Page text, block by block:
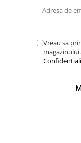
Vreau sa